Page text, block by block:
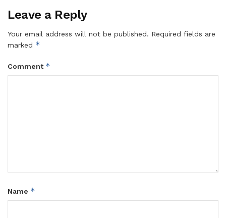
Leave a Reply
Your email address will not be published. Required fields are
marked *
Comment *
Name *